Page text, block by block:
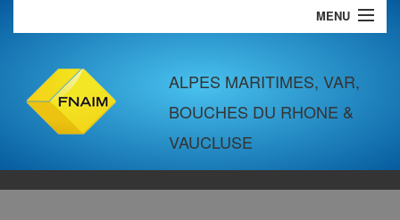
ALPES MARITIMES, VAR,
BOUCHES DU RHONE &
VAUCLUSE
MENU
LOCATIONS
COMMERCES & BUREAUX
LOCATIONS VACANCES
SYNDIC